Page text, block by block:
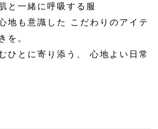
と一緒に呼吸する服
地も意識した こだわりのアイテ
を。
ひとに寄り添う、 心地よい日常